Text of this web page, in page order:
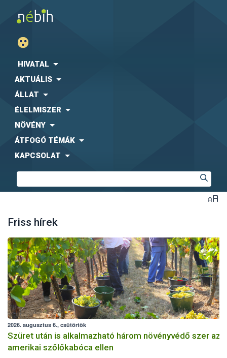
HIVATAL
AKTUÁLIS
ÁLLAT
ÉLELMISZER
NÖVÉNY
ÁTFOGÓ TÉMÁK
KAPCSOLAT
Friss hírek
2026. augusztus 6., csütörtök
Szüret után is alkalmazható három növényvédő szer az
amerikai szőlőkabóca ellen